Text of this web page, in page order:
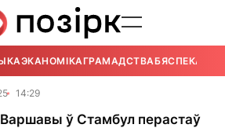
ЭКАНОМІКАГРАМАДСТВАБЯСПЕКА
14:29
ў Стамбул перастаў